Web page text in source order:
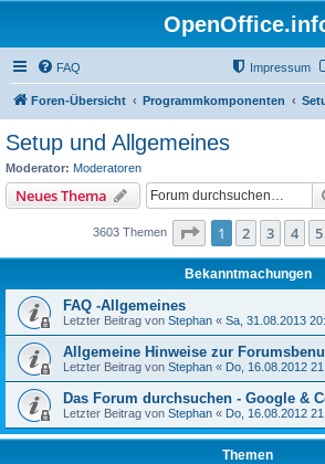
FAQ Impressum
Foren-Übersicht Programmkomponenten
Setup und Allgemeines
Moderator: Moderatoren
Neues Thema
3603 Themen Seite 1von 73
1 2 3 4 5
Bekanntmachungen
FAQ -Allgemeines
Letzter Beitrag von Stephan « Sa, 31.08.2013
Allgemeine Hinweise zur
Letzter Beitrag von Stephan « Do, 16.08.2012
Das Forum durchsuchen - Google &
Letzter Beitrag von Stephan « Do, 16.08.2012
Themen